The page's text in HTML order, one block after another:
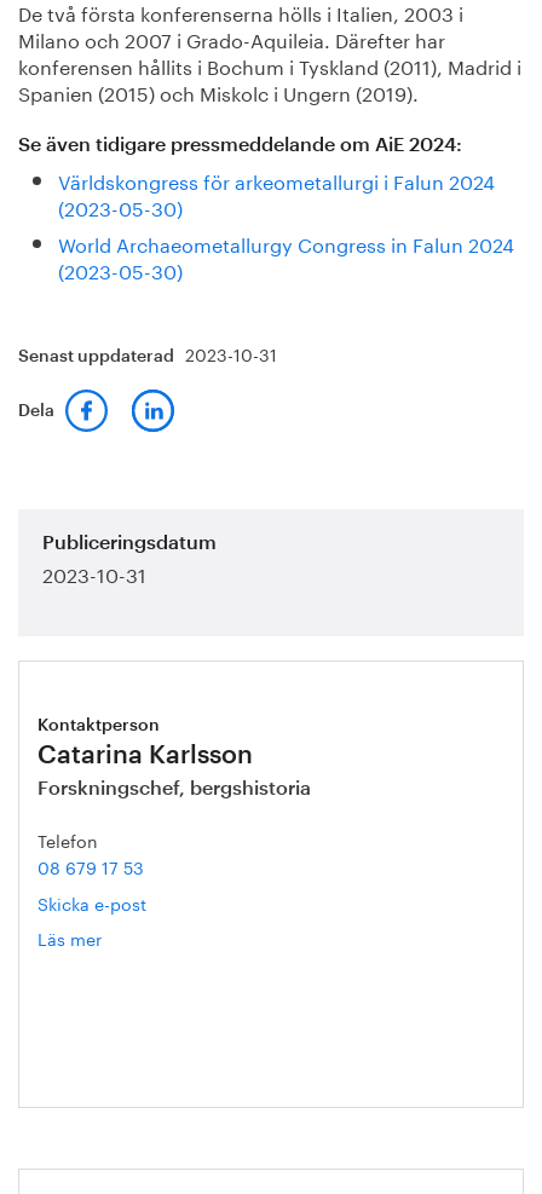
De två första konferenserna hölls i Italien, 2003 i
Milano och 2007 i Grado-Aquileia. Därefter har
konferensen hållits i Bochum i Tyskland (2011), Madrid i
Spanien (2015) och Miskolc i Ungern (2019).
Se även tidigare pressmeddelande om AiE 2024:
Världskongress för arkeometallurgi i Falun 2024
(2023-05-30)
World Archaeometallurgy Congress in Falun 2024
(2023-05-30)
Senast uppdaterad 2023-10-31
Dela
Publiceringsdatum
2023-10-31
Kontaktperson
Catarina Karlsson
Forskningschef, bergshistoria
Telefon
08 679 17 53
Skicka e-post
Läs mer